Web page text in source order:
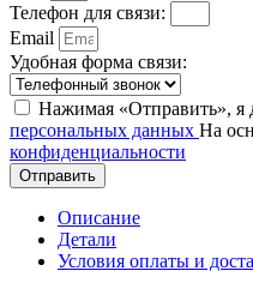
Телефон для связи:
Email
Удобная форма связи:
Нажимая «Отправить», я
персональных данных На
конфиденциальности
Отправить
Описание
Детали
Условия оплаты и